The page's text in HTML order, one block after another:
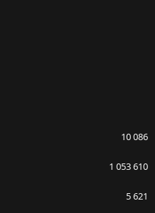
10 086
1 053 610
5 621